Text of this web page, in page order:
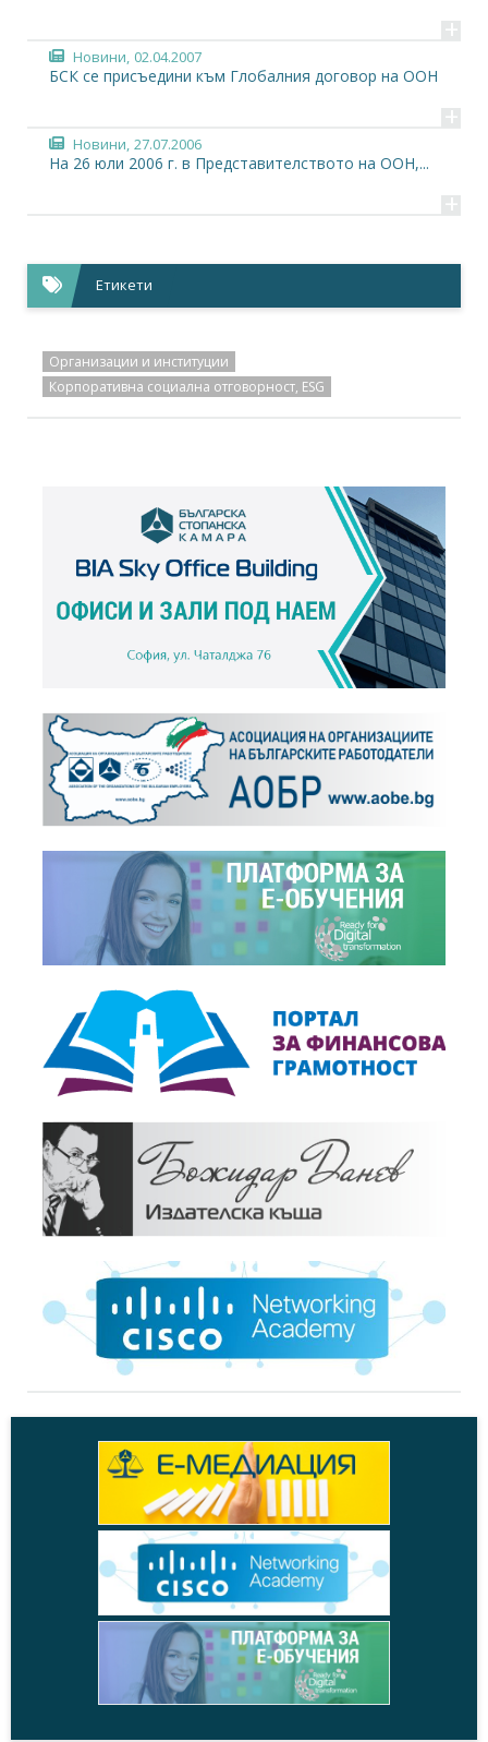
+
Новини, 02.04.2007
БСК се присъедини към Глобалния договор на ООН
+
Новини, 27.07.2006
На 26 юли 2006 г. в Представителството на ООН,...
+
Етикети
Организации и институции
Корпоративна социална отговорност, ESG